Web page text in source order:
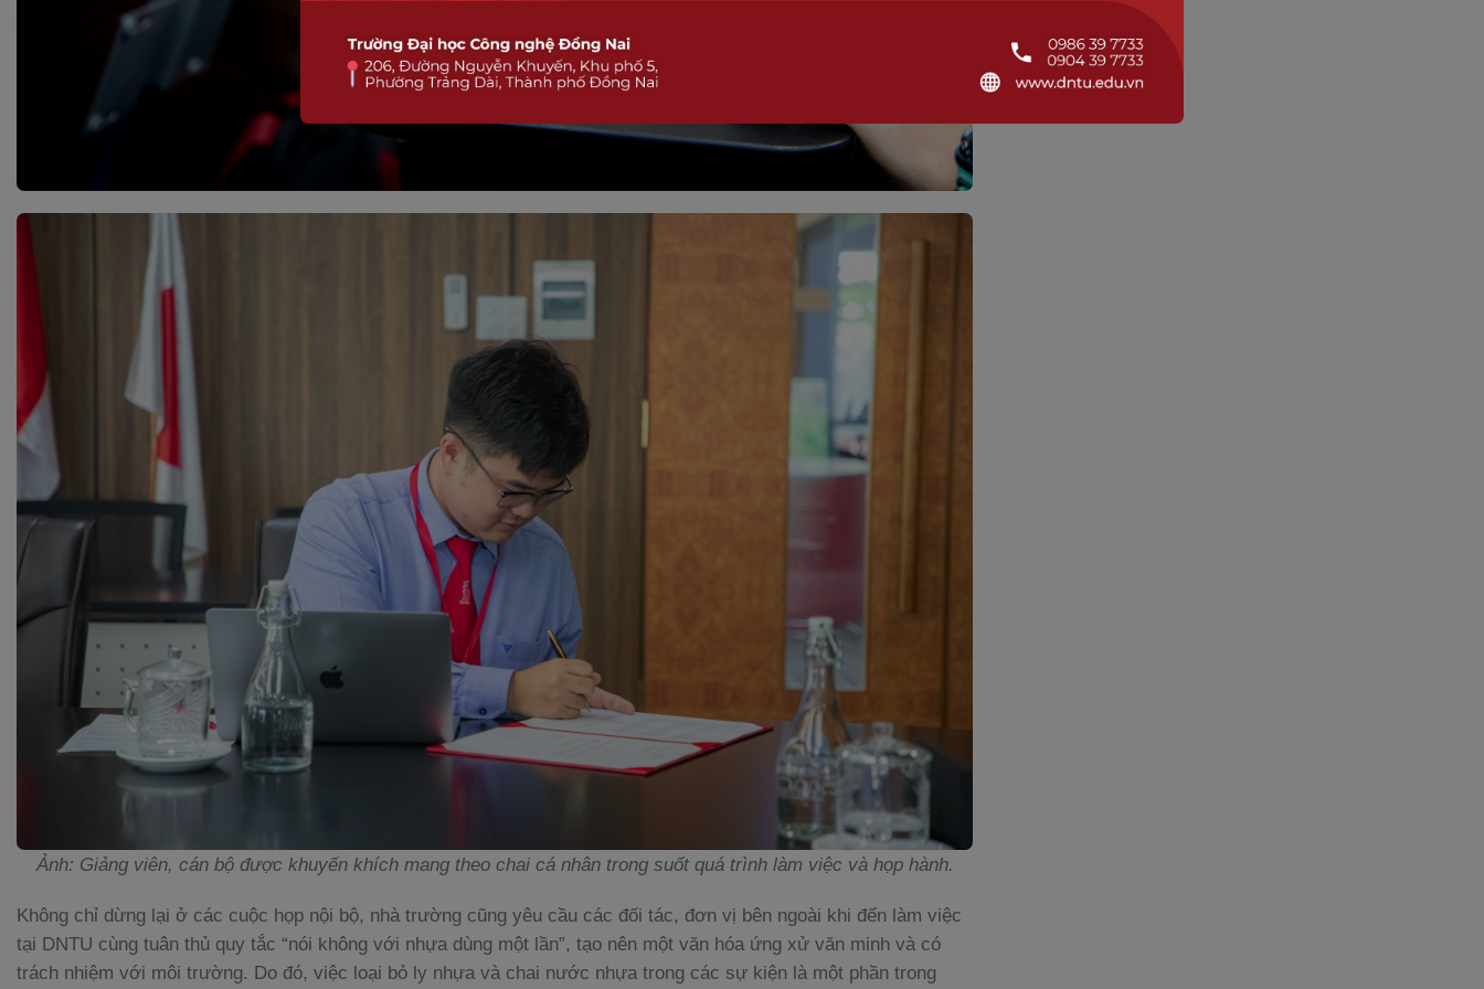
Ảnh: Giảng viên, cán bộ được khuyến khích mang theo chai cá nhân trong suốt quá trình làm việc và họp hành.
Không chỉ dừng lại ở các cuộc họp nội bộ, nhà trường cũng yêu cầu các đối tác, đơn vị bên ngoài khi đến làm việc
tại DNTU cùng tuân thủ quy tắc “nói không với nhựa dùng một lần”, tạo nên một văn hóa ứng xử văn minh và có
trách nhiệm với môi trường. Do đó, việc loại bỏ ly nhựa và chai nước nhựa trong các sự kiện là một phần trong